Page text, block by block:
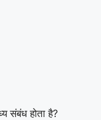
संबंध होता है?